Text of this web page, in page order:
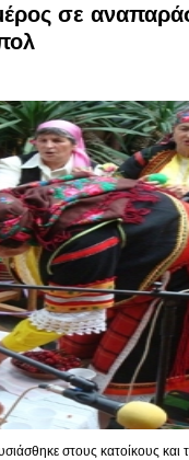
σε
στους κατοίκους και